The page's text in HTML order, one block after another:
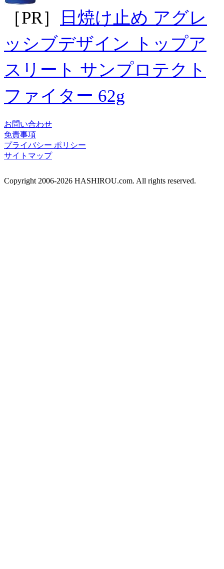
［PR］
日焼け止め アグレ
ッシブデザイン トップア
スリート サンプロテクト
ファイター 62g
お問い合わせ
免責事項
プライバシー ポリシー
サイトマップ
Copyright 2006-2026 HASHIROU.com. All rights reserved.